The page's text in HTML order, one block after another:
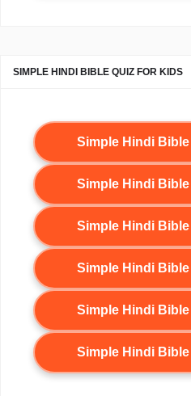
SIMPLE HINDI BIBLE QUIZ FOR KIDS
Simple Hindi
Simple Hindi
Simple Hindi
Simple Hindi
Simple Hindi
Simple Hindi